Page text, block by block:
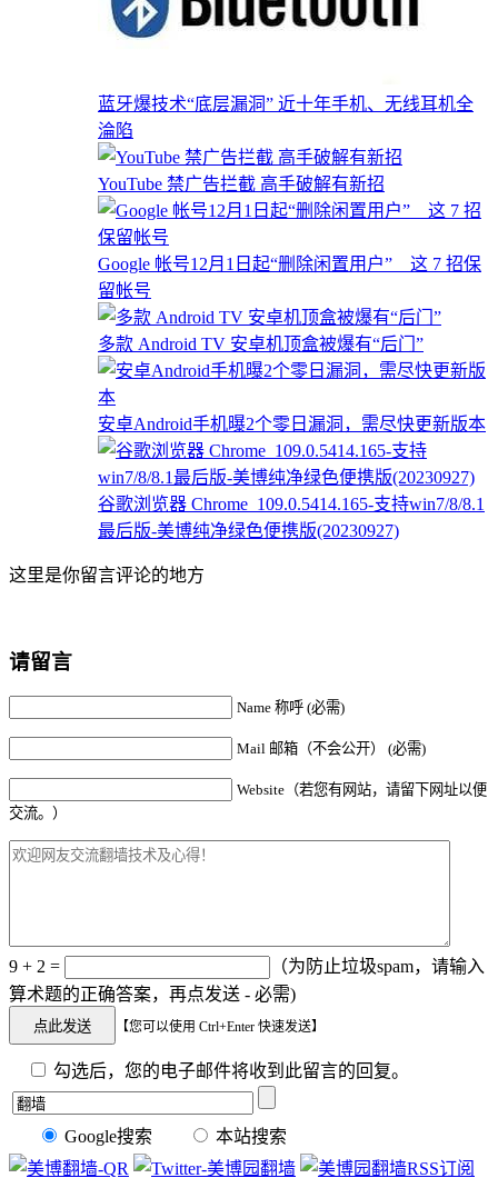
蓝牙爆技术“底层漏洞” 近十年手机、无线耳机全
淪陷
YouTube 禁广告拦截 高手破解有新招
Google 帐号12月1日起“删除闲置用户” 这 7 招保
留帐号
多款 Android TV 安卓机顶盒被爆有“后门”
安卓Android手机曝2个零日漏洞，需尽快更新版本
谷歌浏览器 Chrome_109.0.5414.165-支持win7/8/8.1
最后版-美博纯净绿色便携版(20230927)
这里是你留言评论的地方
请留言
Name 称呼 (必需)
Mail 邮箱（不会公开） (必需)
Website（若您有网站，请留下网址以便
交流。）
9 + 2 =
（为防止垃圾spam，请输入
算术题的正确答案，再点发送 - 必需)
【您可以使用 Ctrl+Enter 快速发送】
勾选后，您的电子邮件将收到此留言的回复。
Google搜索 本站搜索